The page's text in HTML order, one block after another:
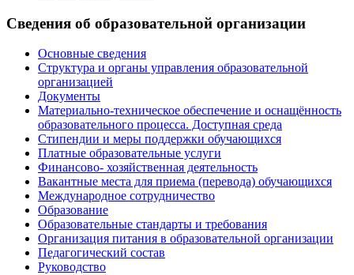
Сведения об образовательной организации
Основные сведения
Структура и органы управления образовательной
организацией
Документы
Материально-техническое обеспечение и оснащённость
образовательного процесса. Доступная среда
Стипендии и меры поддержки обучающихся
Платные образовательные услуги
Финансово- хозяйственная деятельность
Вакантные места для приема (перевода) обучающихся
Международное сотрудничество
Образование
Образовательные стандарты и требования
Организация питания в образовательной организации
Педагогический состав
Руководство